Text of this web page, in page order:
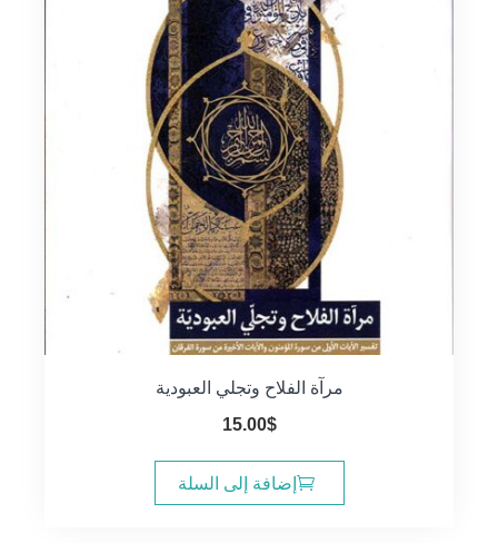
مرآة الفلاح وتجلي العبودية
15.00$
إضافة إلى السلة